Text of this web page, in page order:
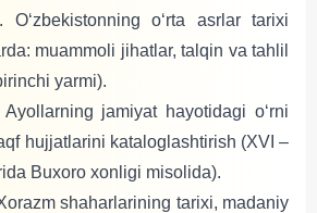
oʻrta asrlar tarixi
muammoli jihatlar, talqin va tahlil
yarmi).
jamiyat hayotidagi oʻrni
hujjatlarini kataloglashtirish (XVI ‒
Buxoro xonligi misolida).
shaharlarining tarixi, madaniy